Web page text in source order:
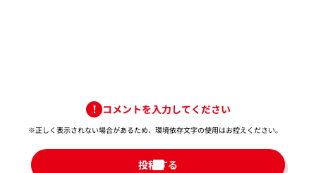
コメントを入力してください
※正しく表示されない場合があるため、環境依存文字の使用はお控えください。​
投稿する